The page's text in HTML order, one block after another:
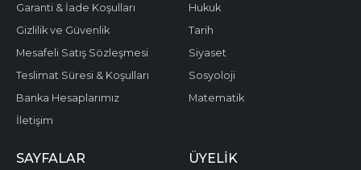
Garanti & İade Koşulları
Gizlilik ve Güvenlik
Mesafeli Satış Sözleşmesi
Teslimat Süresi & Koşulları
Banka Hesaplarımız
İletişim
Hukuk
Tarih
Siyaset
Sosyoloji
Matematik
SAYFALAR ÜYELIK